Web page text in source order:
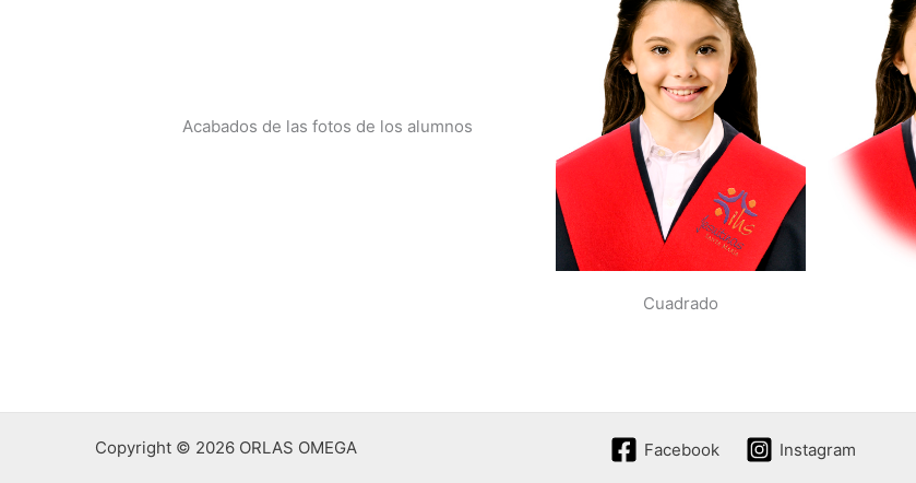
Acabados de las fotos de los alumnos
Cuadrado
Copyright © 2026 ORLAS OMEGA Facebook Instagram